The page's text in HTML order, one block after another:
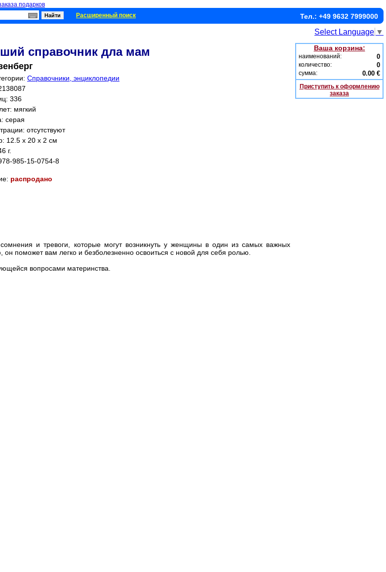
подарков
Расширенный поиск Тел.: +49 9632 7999000
Select Language ▼
справочник дла мам
Справочники, энциклопедии
336
мягкий
серая
отсутствуют
12.5 x 20 x 2 см
г.
985-15-0754-8
распродано
и тревоги, которые могут возникнуть у женщины в один из самых важных
поможет вам легко и безболезненно освоиться с новой для себя ролью.
вопросами материнства.
Ваша корзина:
наименований: 0
количество: 0
сумма: 0.00 €
Приступить к оформлению
заказа